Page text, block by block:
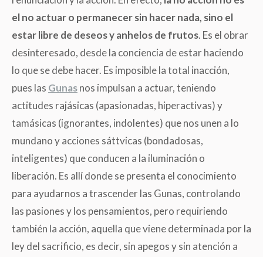
el no actuar o permanecer sin hacer nada, sino el
estar libre de deseos y anhelos de frutos. Es el obrar
desinteresado, desde la conciencia de estar haciendo
lo que se debe hacer. Es imposible la total inacción,
pues las Gunasnos impulsan a actuar, teniendo
actitudes rajásicas (apasionadas, hiperactivas) y
tamásicas (ignorantes, indolentes) que nos unen a lo
mundano y acciones sáttvicas (bondadosas,
inteligentes) que conducen a la iluminación o
liberación. Es allí donde se presenta el conocimiento
para ayudarnos a trascender las Gunas, controlando
las pasiones y los pensamientos, pero requiriendo
también la acción, aquella que viene determinada por la
ley del sacrificio, es decir, sin apegos y sin atención a